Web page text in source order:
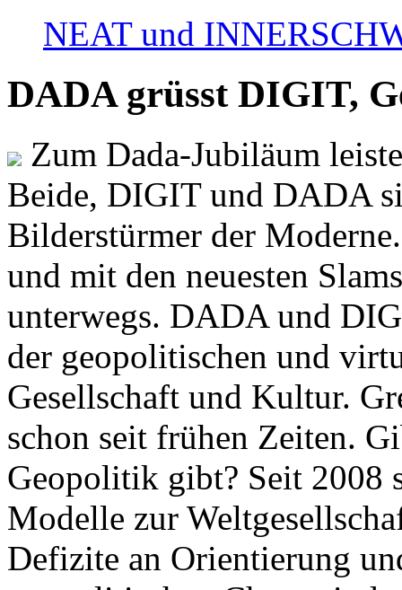
NEAT und
DADA grüsst DIGIT,
Zum Dada-Jubiläum
Beide, DIGIT und DADA
Bilderstürmer der
und mit den neuesten
unterwegs. DADA und
der geopolitischen und
Gesellschaft und Kultur.
schon seit frühen Zeiten.
Geopolitik gibt? Seit 2008
Modelle zur
Defizite an Orientierung